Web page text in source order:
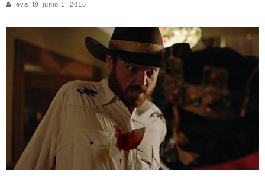
Diego Meret | Hotel Acapulco
Alejandra Correa | La nieve
eva junio 1, 2016